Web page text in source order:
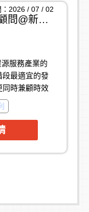
群接觸，主
【內部正式職務】招募顧問@新竹市
：2026 / 07 / 02
服務產業的
段最適宜的發
同時兼顧時效
華地區，涵
、上海、北
提供企業求
遣等多樣服